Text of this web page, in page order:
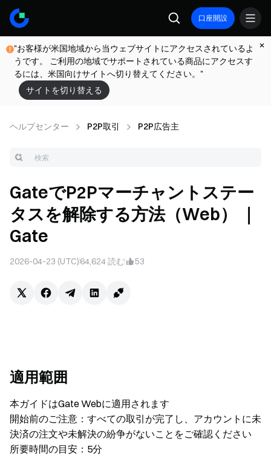
口座開設
"お客様が米国地域から当ウェブサイトにアクセスされているよ
うです。 ご利用の地域でサポートされている商品にアクセスす
るには、米国向けサイトへ切り替えてください。"
サイトを切り替える
ヘルプセンター P2P取引 P2P広告主
GateでP2Pマーチャントステー
タスを解除する方法（Web） ｜
Gate
2026-04-23 (UTC)64,624読む 53
適用範囲
本ガイドはGate Webに適用されます
開始前のご注意：すべての取引が完了し、アカウントに未
決済の注文や未解決の紛争がないことをご確認ください
所要時間の目安：5分